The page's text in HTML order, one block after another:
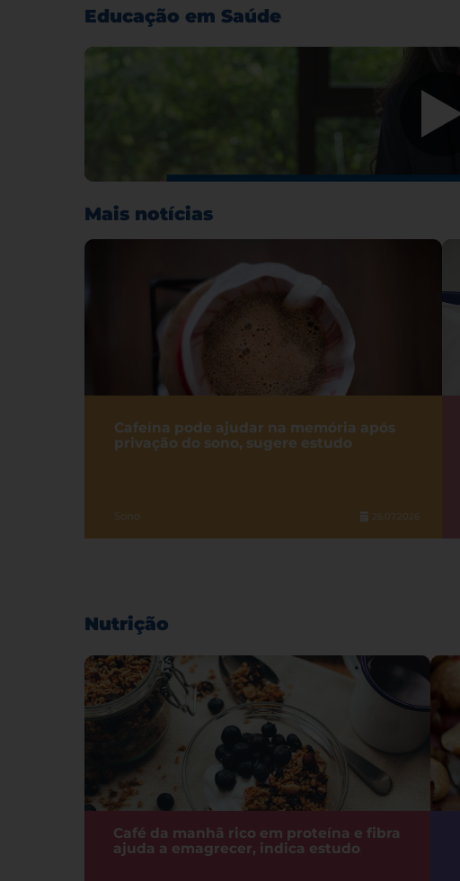
Educação em Saúde
Mais notícias
Cafeína pode ajudar na memória após
privação do sono, sugere estudo
Sono 26.07.2026
Nutrição
Café da manhã rico em proteína e fibra
ajuda a emagrecer, indica estudo